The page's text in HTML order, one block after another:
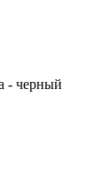
- черный